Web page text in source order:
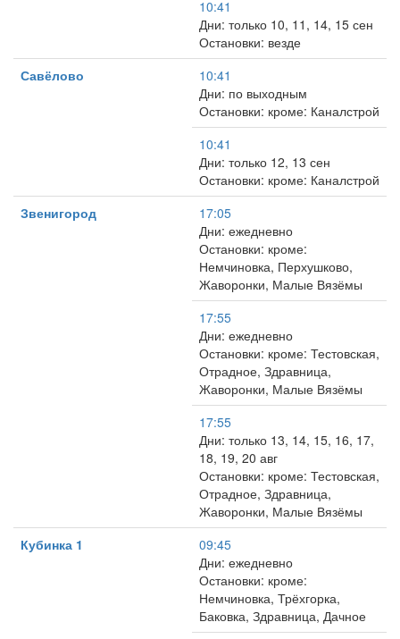
10:41
Дни: только 10, 11, 14, 15 сен
Остановки: везде
Савёлово
10:41
Дни: по выходным
Остановки: кроме: Каналстрой
10:41
Дни: только 12, 13 сен
Остановки: кроме: Каналстрой
Звенигород
17:05
Дни: ежедневно
Остановки: кроме:
Немчиновка, Перхушково,
Жаворонки, Малые Вязёмы
17:55
Дни: ежедневно
Остановки: кроме: Тестовская,
Отрадное, Здравница,
Жаворонки, Малые Вязёмы
17:55
Дни: только 13, 14, 15, 16, 17,
18, 19, 20 авг
Остановки: кроме: Тестовская,
Отрадное, Здравница,
Жаворонки, Малые Вязёмы
Кубинка 1
09:45
Дни: ежедневно
Остановки: кроме:
Немчиновка, Трёхгорка,
Баковка, Здравница, Дачное